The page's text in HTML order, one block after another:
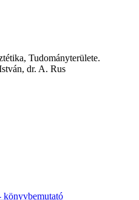
Tudományterülete.
dr. A. Rus
könyvbemutató